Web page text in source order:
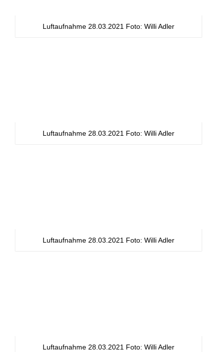
Luftaufnahme 28.03.2021 Foto: Willi Adler
Luftaufnahme 28.03.2021 Foto: Willi Adler
Luftaufnahme 28.03.2021 Foto: Willi Adler
Luftaufnahme 28.03.2021 Foto: Willi Adler